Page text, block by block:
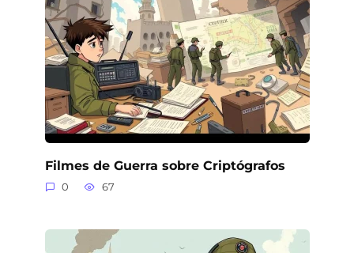
Filmes de Guerra sobre Criptógrafos
0 67